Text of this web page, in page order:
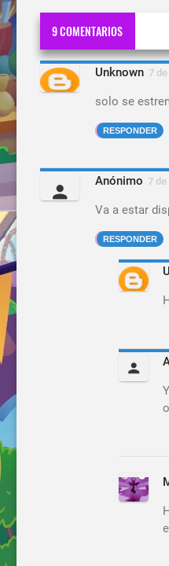
9 COMENTARIOS
Unknown 7
solo se
RESPONDER
Anónimo 7
Va a estar
RESPONDER